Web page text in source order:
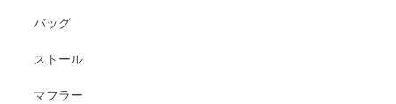
バッグ
ストール
マフラー